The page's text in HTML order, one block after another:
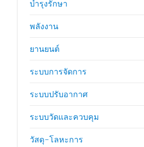
บำรุงรักษา
พลังงาน
ยานยนต์
ระบบการจัดการ
ระบบปรับอากาศ
ระบบวัดและควบคุม
วัสดุ-โลหะการ